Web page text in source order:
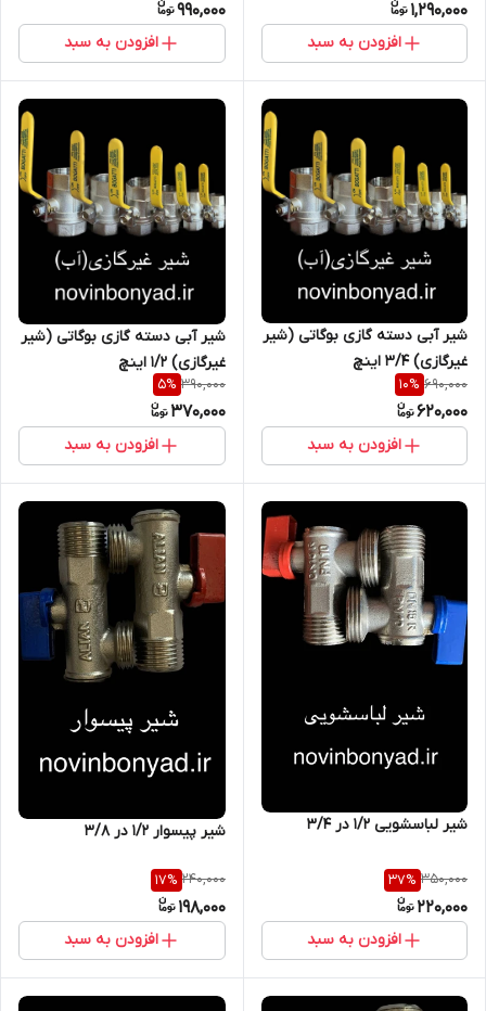
1,290,000
افزودن به سبد
990,000
افزودن به سبد
شیر آبی دسته گازی بوگاتی (شیر
غیرگازی) 3/4 اینچ
690,000
10%
620,000
افزودن به سبد
شیر آبی دسته گازی بوگاتی (شیر
غیرگازی) ۱/۲ اینچ
390,000
5%
370,000
افزودن به سبد
شیر لباسشویی ۱/۲ در ۳/۴
350,000
37%
220,000
افزودن به سبد
شیر پیسوار ۱/۲ در ۳/۸
240,000
17%
198,000
افزودن به سبد